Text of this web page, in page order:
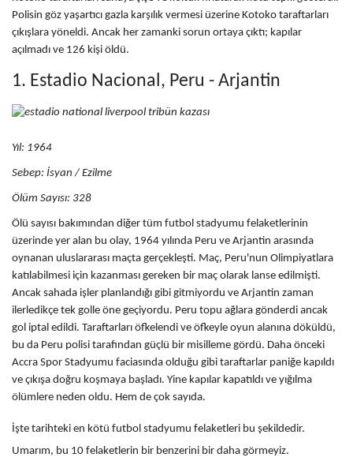
Polisin göz yaşartıcı gazla karşılık vermesi üzerine Kotoko taraftarları
çıkışlara yöneldi. Ancak her zamanki sorun ortaya çıktı; kapılar
açılmadı ve 126 kişi öldü.
1. Estadio Nacional, Peru - Arjantin
Yıl: 1964
Sebep: İsyan / Ezilme
Ölüm Sayısı: 328
Ölü sayısı bakımından diğer tüm futbol stadyumu felaketlerinin
üzerinde yer alan bu olay, 1964 yılında Peru ve Arjantin arasında
oynanan uluslararası maçta gerçekleşti. Maç, Peru'nun Olimpiyatlara
katılabilmesi için kazanması gereken bir maç olarak lanse edilmişti.
Ancak sahada işler planlandığı gibi gitmiyordu ve Arjantin zaman
ilerledikçe tek golle öne geçiyordu. Peru topu ağlara gönderdi ancak
gol iptal edildi. Taraftarları öfkelendi ve öfkeyle oyun alanına döküldü,
bu da Peru polisi tarafından güçlü bir misilleme gördü. Daha önceki
Accra Spor Stadyumu faciasında olduğu gibi taraftarlar paniğe kapıldı
ve çıkışa doğru koşmaya başladı. Yine kapılar kapatıldı ve yığılma
ölümlere neden oldu. Hem de çok sayıda.
İşte tarihteki en kötü futbol stadyumu felaketleri bu şekildedir.
Umarım, bu 10 felaketlerin bir benzerini bir daha görmeyiz.